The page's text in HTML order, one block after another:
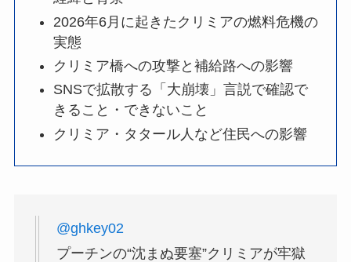
2026年6月に起きたクリミアの燃料危機の
実態
クリミア橋への攻撃と補給路への影響
SNSで拡散する「大崩壊」言説で確認で
きること・できないこと
クリミア・タタール人など住民への影響
@ghkey02
プーチンの“沈まぬ要塞”クリミアが牢獄